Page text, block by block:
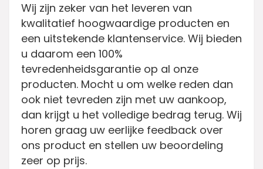
Wij zijn zeker van het leveren van
kwalitatief hoogwaardige producten en
een uitstekende klantenservice. Wij bieden
u daarom een ​​100%
tevredenheidsgarantie op al onze
producten. Mocht u om welke reden dan
ook niet tevreden zijn met uw aankoop,
dan krijgt u het volledige bedrag terug. Wij
horen graag uw eerlijke feedback over
ons product en stellen uw beoordeling
zeer op prijs.